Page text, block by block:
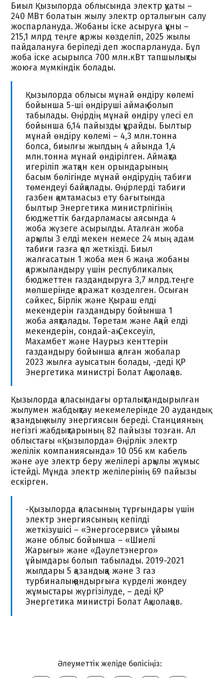
Әлеуметтік желіде бөлісіңіз:
Биыл Қызылорда облысында электр қуаты –
240 МВт болатын жылу электр орталығын салу
жоспарлануда. Жобаны іске асыруға құны –
215,1 млрд теңге қаржы көзделіп, 2025 жылы
пайдалануға беріледі деп жоспарлануда. Бұл
жоба іске асырылса 700 млн.кВт тапшылықты
жоюға мүмкіндік болады.
Қызылорда облысы мұнай өндіру көлемі
бойынша 5-ші өндіруші аймақ болып
табылады. Өңірдің мұнай өндіру үлесі ел
бойынша 6,14 пайызды құрайды. Былтыр
мұнай өндіру көлемі – 4,3 млн.тонна
болса, биылғы жылдың 4 айында 1,4
млн.тонна мұнай өндірілген. Аймақта
игеріліп жатқан кен орындарының
басым бөлігінде мұнай өндірудің табиғи
төмендеуі байқалады. Өңірлерді табиғи
газбен қамтамасыз ету бағытында
былтыр Энергетика министрлігінің
бюджеттік бағдарламасы аясында 4
жоба жүзеге асырылды. Аталған жоба
арқылы 3 елді мекен немесе 24 мың адам
табиғи газға қол жеткізді. Биыл
жалғасатын 1 жоба мен 6 жаңа жобаны
қаржыландыру үшін республикалық
бюджеттен газдандыруға 3,7 млрд.теңге
мөлшерінде қаражат көзделген. Осыған
сәйкес, Бірлік және Қыраш елді
мекендерін газдандыру бойынша 1
жоба аяқталады. Төретам және Ақай елді
мекендерін, сондай-ақ Сексеуіл,
Махамбет және Наурыз кенттерін
газдандыру бойынша қалған жобалар
2023 жылға ауысатын болады, -деді ҚР
Энергетика министрі Болат Ақшолақов.
Қызылорда қаласындағы орталықтандырылған
жылумен жабдықтау мекемелерінде 20 аудандық
қазандық жылу энергиясын береді. Станцияның
негізгі жабдықтарының 82 пайызы тозған. Ал
облыстағы «Қызылорда» Өңірлік электр
желілік компаниясында» 10 056 км кабель
және әуе электр беру желілері арқылы жұмыс
істейді. Мұнда электр желілерінің 69 пайызы
ескірген.
-Қызылорда қаласының тұрғындары үшін
электр энергиясының кепілді
жеткізушісі – «Энергосервис» ұйымы
және облыс бойынша – «Шиелі
Жарығы» және «Дәулетэнерго»
ұйымдары болып табылады. 2019-2021
жылдары 5 қазандыққа және 3 газ
турбиналық қондырғыға күрделі жөндеу
жұмыстары жүргізілуде, – деді ҚР
Энергетика министрі Болат Ақшолақов.